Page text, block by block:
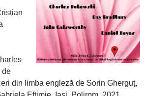
de
din limba engleză de Sorin Gherguț,